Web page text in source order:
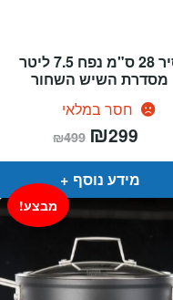
סיר 28 ס"מ נפח 7.5 ליטר
מסדרת השיש השחור
חסר במלאי
₪499 המחיר
המקורי
היה:
₪499.
₪299
הוא:
מידע נוסף
מבצע!